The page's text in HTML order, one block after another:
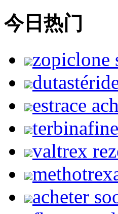
今日热门
zopiclone
estrace
valtrex
acheter